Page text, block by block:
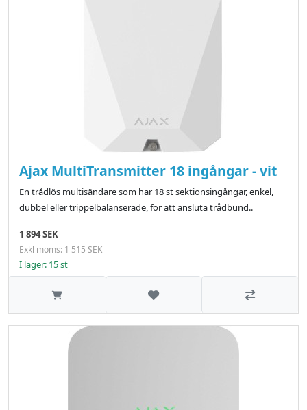
Ajax MultiTransmitter 18 ingångar - vit
En trådlös multisändare som har 18 st sektionsingångar, enkel,
dubbel eller trippelbalanserade, för att ansluta trådbund..
1 894 SEK
Exkl moms: 1 515 SEK
I lager: 15 st
Lägg till i önskelistanJämför